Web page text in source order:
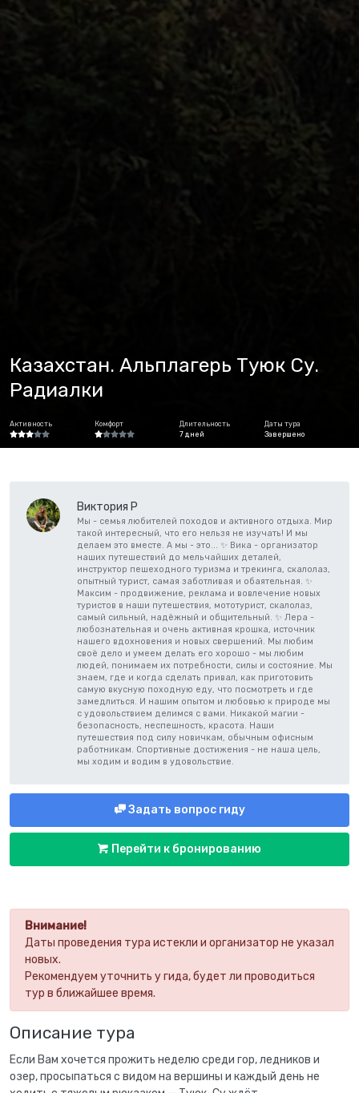
Казахстан. Альплагерь Туюк Су.
Радиалки
Активность Комфорт
Длительность
7 дней
Даты тура
Завершено
Внимание!
Даты проведения тура истекли и организатор не указал
новых.
Рекомендуем уточнить у гида, будет ли проводиться
тур в ближайшее время.
Описание тура
Если Вам хочется прожить неделю среди гор, ледников и
озер, просыпаться с видом на вершины и каждый день не
Виктория Р
Мы - семья любителей походов и активного отдыха. Мир
такой интересный, что его нельзя не изучать! И мы
делаем это вместе. А мы - это... ✨ Вика - организатор
наших путешествий до мельчайших деталей,
инструктор пешеходного туризма и трекинга, скалолаз,
опытный турист, самая заботливая и обаятельная. ✨
Максим - продвижение, реклама и вовлечение новых
туристов в наши путешествия, мототурист, скалолаз,
самый сильный, надёжный и общительный. ✨ Лера -
любознательная и очень активная крошка, источник
нашего вдохновения и новых свершений. Мы любим
своё дело и умеем делать его хорошо - мы любим
людей, понимаем их потребности, силы и состояние. Мы
знаем, где и когда сделать привал, как приготовить
самую вкусную походную еду, что посмотреть и где
замедлиться. И нашим опытом и любовью к природе мы
с удовольствием делимся с вами. Никакой магии -
безопасность, неспешность, красота. Наши
путешествия под силу новичкам, обычным офисным
работникам. Спортивные достижения - не наша цель,
мы ходим и водим в удовольствие.
Задать вопрос гиду
Перейти к бронированию